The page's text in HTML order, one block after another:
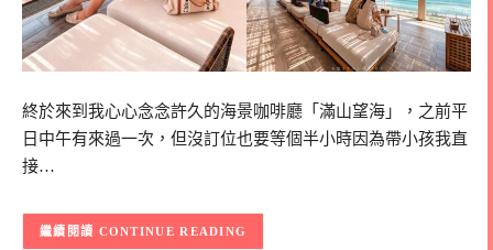
終於來到我心心念念許久的海景咖啡廳「滿山望海」，之前平
日中午有來過一次，但沒訂位也要等個半小時因為帶小孩我直
接…
CONTINUE READING